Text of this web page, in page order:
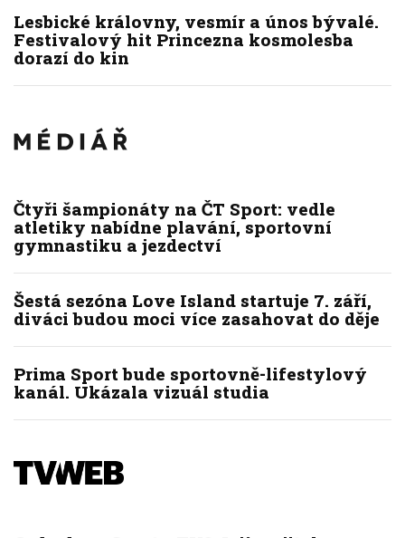
Lesbické královny, vesmír a únos bývalé.
Festivalový hit Princezna kosmolesba
dorazí do kin
Čtyři šampionáty na ČT Sport: vedle
atletiky nabídne plavání, sportovní
gymnastiku a jezdectví
Šestá sezóna Love Island startuje 7. září,
diváci budou moci více zasahovat do děje
Prima Sport bude sportovně-lifestylový
kanál. Ukázala vizuál studia